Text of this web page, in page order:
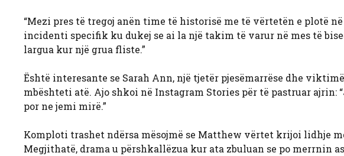
“Mezi pres të tregoj anën time të historisë me të vërtetën e plotë
incidenti specifik ku dukej se ai la një takim të varur në mes të
largua kur një grua fliste.”
Është interesante se Sarah Ann, një tjetër pjesëmarrëse dhe
mbështeti atë. Ajo shkoi në Instagram Stories për të pastruar ajrin:
por ne jemi mirë.”
Komploti trashet ndërsa mësojmë se Matthew vërtet krijoi lidhje
Megjithatë, drama u përshkallëzua kur ata zbuluan se po merrnin